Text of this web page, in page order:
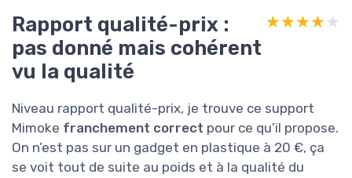
Rapport qualité-prix :
pas donné mais cohérent
vu la qualité
★★★★★
★★★★★
Niveau rapport qualité-prix, je trouve ce support
Mimoke franchement correct pour ce qu’il propose.
On n’est pas sur un gadget en plastique à 20 €, ça
se voit tout de suite au poids et à la qualité du